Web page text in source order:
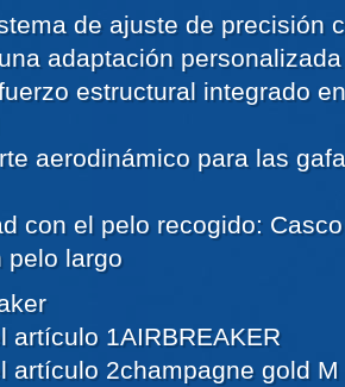
de ajuste de precisión
adaptación personalizada
estructural integrado
aerodinámico para las
con el pelo recogido:
pelo largo
artículo 1AIRBREAKER
artículo 2champagne gold M